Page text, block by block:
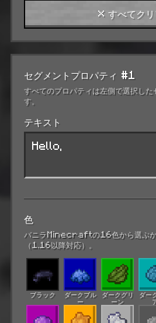
× すべてク
セグメントプロパティ #1
すべてのプロパティは左側で選択し
す。
テキスト
色
バニラMinecraftの16色から選ぶか
（1.16以降対応）。
ブラック ダークブル
ー
ダークグリ
ーン
ダー